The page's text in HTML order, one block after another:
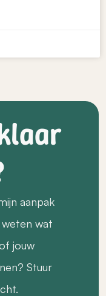
aanpak
wat
jouw
Stuur